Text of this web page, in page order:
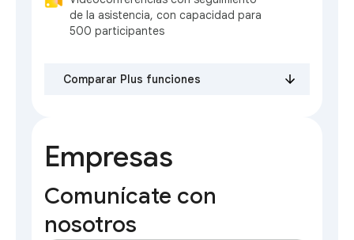
de la asistencia, con capacidad para
500 participantes
Comparar Plus funciones
Empresas
Comunícate con
nosotros